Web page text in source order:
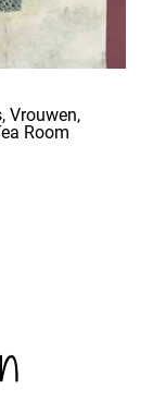
Room